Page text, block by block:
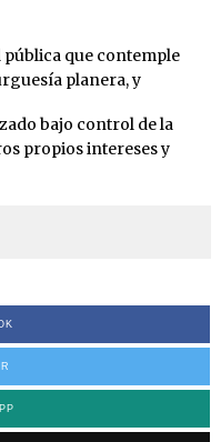
que contemple
planera, y
bajo control de la
propios intereses y